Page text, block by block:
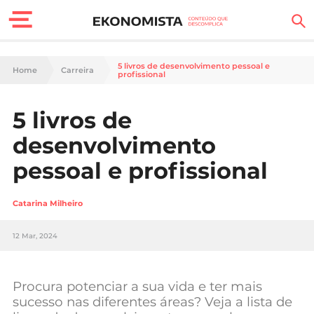
Finanças Pessoais
Carreira
Casa
Lifestyle
Sociedade
Negócios
Home Carreira
5 livros de desenvolvimento pessoal e
profissional
5 livros de
desenvolvimento
pessoal e profissional
Catarina Milheiro
12 Mar, 2024
Procura potenciar a sua vida e ter mais
sucesso nas diferentes áreas? Veja a lista de